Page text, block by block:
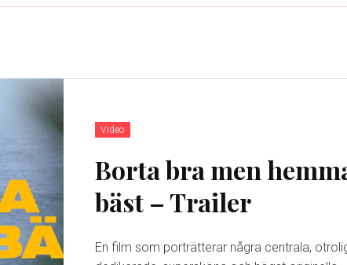
Video
Borta bra men
bäst – Trailer
En film som porträtterar några centrala,